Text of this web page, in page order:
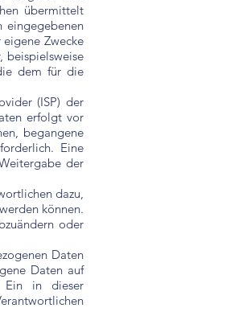
übermittelt
Zwecke
beispielsweise
dem für die
(ISP) der
erfolgt vor
begangene
Eine
der
dazu,
können.
oder
Daten
Daten auf
Ein in dieser